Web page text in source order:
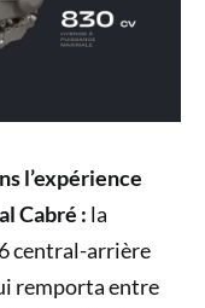
l’expérience
Cabré : la
central-arrière
remporta entre